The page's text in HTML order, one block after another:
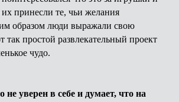
принесли те, чьи желания
образом люди выражали свою
так простой развлекательный проект
чудо.
уверен в себе и думает, что на